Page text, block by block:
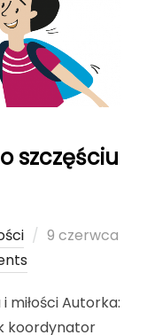
szczęściu
Posted
9 czerwca
miłości Autorka:
koordynator